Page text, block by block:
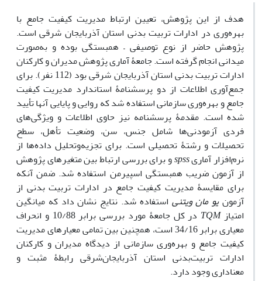
هدف از این پژوهش، تعیین ارتباط مدیریت کیفیت جامع با
بهره‌وری در ادارات تربیت‌ بدنی استان آذربایجان‌ شرقی است.
پژوهش حاضر از نوع توصیفی – همبستگی بوده و به‌صورت
میدانی انجام گرفته است. جامعۀ آماری پژوهش مدیران و کارکنان
ادارات تربیت ‌بدنی استان آذربایجان ‌شرقی بود (112 نفر). برای
جمع‌‌آوری اطلاعات از دو پرسشنامۀ استاندارد مدیریت کیفیت
جامع و بهره‌وری سازمانی استفاده شد که روایی و پایایی آنها تأیید
شده است. مقدمۀ پرسشنامه نیز حاوی اطلاعات و ویژگی‌‌های
فردی آزمودنی‌‌ها شامل جنس، سن، وضعیت تأهل، سطح
تحصیلات و رشتۀ تحصیلی است. برای تجزیه‌وتحلیل داده‌ها از
نرم‌افزار آماریspssو برای بررسی ارتباط بین متغیرهای پژوهش
از آزمون ضریب همبستگی اسپیرمن استفاده شد. ضمن آنکه
برای مقایسۀ مدیریت کیفیت جامع در ادارات تربیت‌ بدنی از
آزمونیو مان ویتنی استفاده شد. نتایج نشان داد که میانگین
امتیازTQM
در کل جامعۀ مورد بررسی برابر 10/88 و انحراف
معیاری برابر 34/16 است، همچنین بین تمامی معیارهای مدیریت
کیفیت جامع و بهره‌وری سازمانی از دیدگاه مدیران و کارکنان
ادارات تربیت‌بدنی استان آذربایجان‌شرقی رابطۀ مثبت و
معنا‌داری وجود دارد.